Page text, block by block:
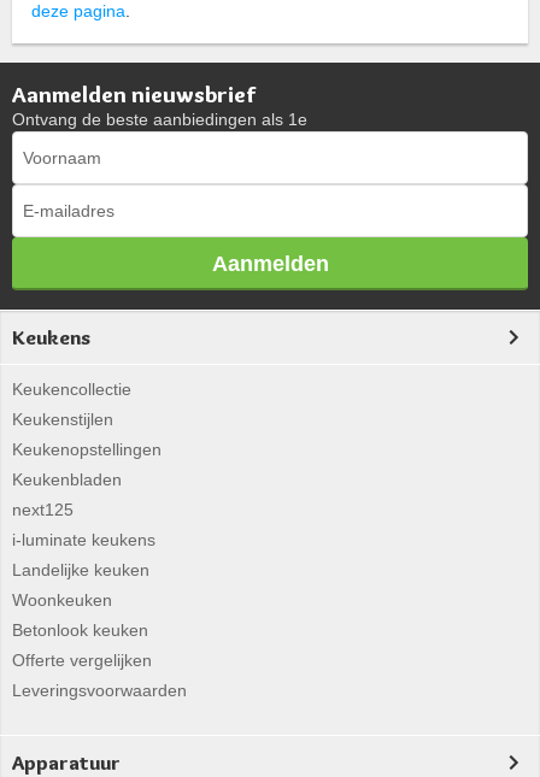
deze pagina.
Aanmelden nieuwsbrief
Ontvang de beste aanbiedingen als 1e
Aanmelden
Keukens
Keukencollectie
Keukenstijlen
Keukenopstellingen
Keukenbladen
next125
i-luminate keukens
Landelijke keuken
Woonkeuken
Betonlook keuken
Offerte vergelijken
Leveringsvoorwaarden
Apparatuur